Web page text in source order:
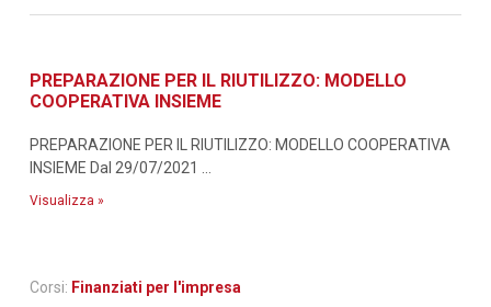
PREPARAZIONE PER IL RIUTILIZZO: MODELLO
COOPERATIVA INSIEME
PREPARAZIONE PER IL RIUTILIZZO: MODELLO COOPERATIVA
INSIEME Dal 29/07/2021 ...
Visualizza »
Corsi: Finanziati per l'impresa